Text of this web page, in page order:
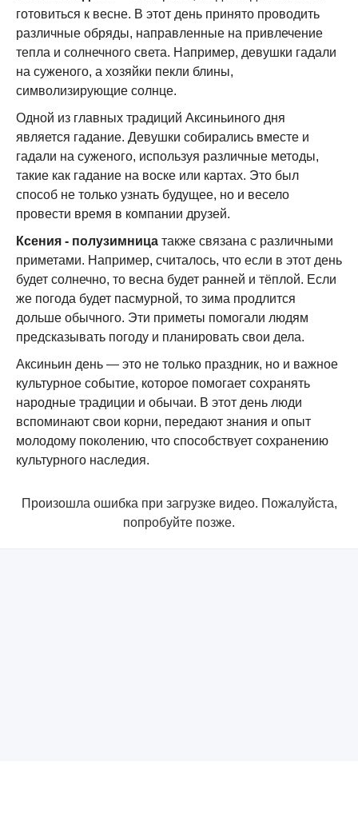
готовиться к весне. В этот день принято проводить
различные обряды, направленные на привлечение
тепла и солнечного света. Например, девушки гадали
на суженого, а хозяйки пекли блины,
символизирующие солнце.
Одной из главных традиций Аксиньиного дня
является гадание. Девушки собирались вместе и
гадали на суженого, используя различные методы,
такие как гадание на воске или картах. Это был
способ не только узнать будущее, но и весело
провести время в компании друзей.
Ксения - полузимница также связана с различными
приметами. Например, считалось, что если в этот день
будет солнечно, то весна будет ранней и тёплой. Если
же погода будет пасмурной, то зима продлится
дольше обычного. Эти приметы помогали людям
предсказывать погоду и планировать свои дела.
Аксиньин день — это не только праздник, но и важное
культурное событие, которое помогает сохранять
народные традиции и обычаи. В этот день люди
вспоминают свои корни, передают знания и опыт
молодому поколению, что способствует сохранению
культурного наследия.
Произошла ошибка при загрузке видео. Пожалуйста,
попробуйте позже.